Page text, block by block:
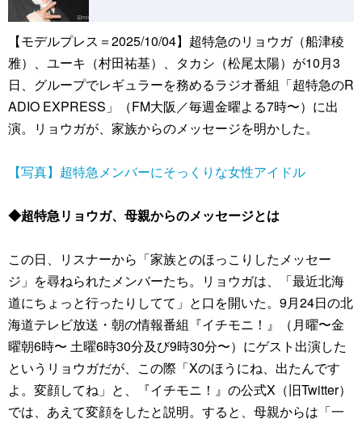
【モデルプレス＝2025/10/04】超特急のリョウガ（船津稜
雅）、ユーキ（村田祐基）、タカシ（松尾太陽）が10月3
日、グループでレギュラーを務めるラジオ番組「超特急のR
ADIO EXPRESS」（FM大阪／毎週金曜よる7時〜）に出
演。リョウガが、家族からのメッセージを明かした。
【写真】超特急メンバーにそっくりな女性アイドル
◆超特急リョウガ、母親からのメッセージとは
この日、リスナーから「家族とのほっこりしたメッセー
ジ」を尋ねられたメンバーたち。リョウガは、「最近北海
道にちょっと行ったりしてて」と口を開いた。9月24日の北
海道テレビ放送・朝の情報番組『イチモニ！』（月曜〜金
曜朝6時〜 土曜6時30分及び9時30分〜）にゲスト出演した
というリョウガだが、この際「Xのほうにね、出たんです
よ。変顔してね」と、『イチモニ！』の公式X（旧Twitter）
では、あえて変顔をしたと説明。すると、母親からは「一